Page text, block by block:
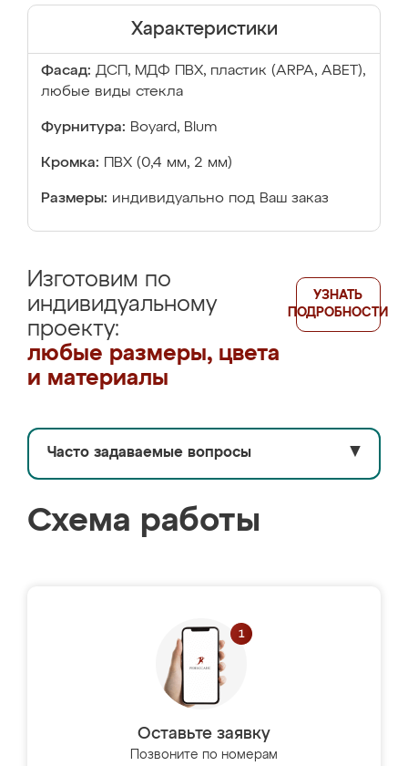
Характеристики
Фасад: ДСП, МДФ ПВХ, пластик (ARPA, ABET),
любые виды стекла
Фурнитура: Boyard, Blum
Кромка: ПВХ (0,4 мм, 2 мм)
Размеры: индивидуально под Ваш заказ
Изготовим по
индивидуальному
проекту:
любые размеры, цвета
и материалы
УЗНАТЬ
ПОДРОБНОСТИ
Часто задаваемые вопросы ▼
Схема работы
Оставьте заявку
Позвоните по номерам